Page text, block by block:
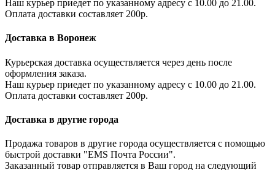
Наш курьер приедет по указанному адресу с 10.00 до 21.00.
Оплата доставки составляет 200р.
Доставка в Воронеж
Курьерская доставка осуществляется через день после
оформления заказа.
Наш курьер приедет по указанному адресу с 10.00 до 21.00.
Оплата доставки составляет 200р.
Доставка в другие города
Продажа товаров в другие города осуществляется с помощью
быстрой доставки "EMS Почта России".
Заказанный товар отправляется в Ваш город на следующий